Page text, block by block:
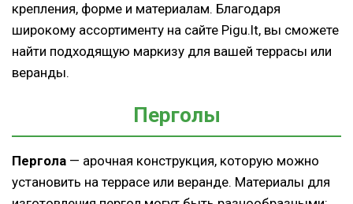
крепления, форме и материалам. Благодаря
широкому ассортименту на сайте Pigu.lt, вы сможете
найти подходящую маркизу для вашей террасы или
веранды.
Перголы
Пергола — арочная конструкция, которую можно
установить на террасе или веранде. Материалы для